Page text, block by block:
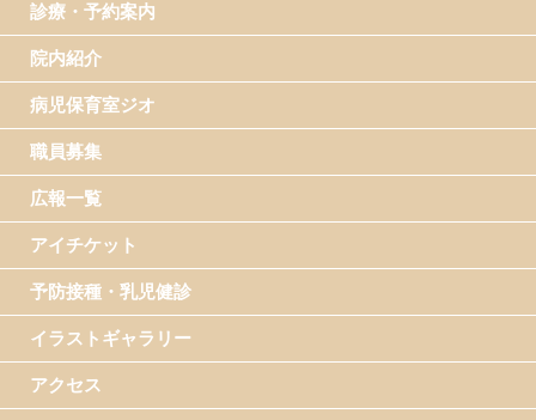
診療・予約案内
院内紹介
病児保育室ジオ
職員募集
広報一覧
アイチケット
予防接種・乳児健診
イラストギャラリー
アクセス